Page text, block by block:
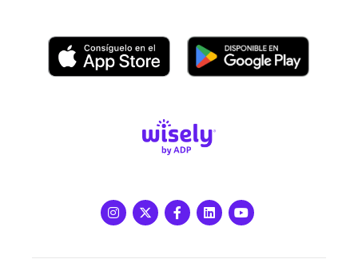
Instagram
X Facebook
LinkedIn
Youtube